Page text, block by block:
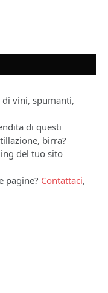
vini, spumanti,
di questi
birra?
del tuo sito
pagine? Contattaci,